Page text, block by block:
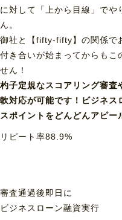
に対して「上から目線」で
ん。
御社と【fifty-fifty】の関係で
付き合いが始まってからもこ
せん！
杓子定規なスコアリング審査
軟対応が可能です！ビジネ
スポイントをどんどんアピー
リピート率88.9%
審査通過後即日に
ビジネスローン融資実行